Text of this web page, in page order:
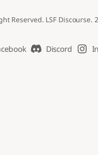
Reserved. LSF Discourse.
Discord